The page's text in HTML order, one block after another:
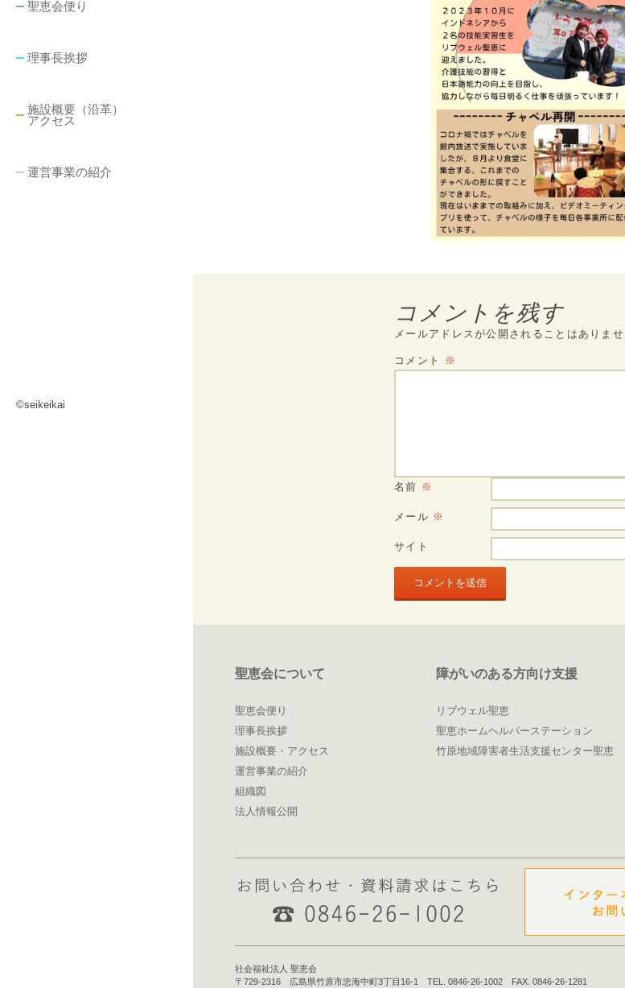
聖恵会便り
理事長挨拶
施設概要（沿革）
アクセス
運営事業の紹介
©seikeikai
コメントを残す
メールアドレスが公開されることはありませ
コメント ※
名前 ※
メール ※
サイト
聖恵会について
聖恵会便り
理事長挨拶
施設概要・アクセス
運営事業の紹介
組織図
法人情報公開
障がいのある方向け支援
リブウェル聖恵
聖恵ホームヘルパーステーション
竹原地域障害者生活支援センター聖恵
社会福祉法人 聖恵会
〒729-2316 広島県竹原市忠海中町3丁目16-1 TEL. 0846-26-1002 FAX. 0846-26-1281